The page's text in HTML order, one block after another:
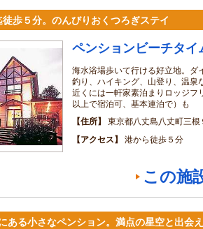
歩５分。のんびりおくつろぎステイ
ペンションビーチタイ
海水浴場歩いて行ける好立地。ダ
釣り、ハイキング、山登り、温泉
近くには一軒家素泊まりロッジ
以上で宿泊可、基本連泊で）も
住所
東京都八丈島八丈町三根
アクセス
港から徒歩５分
この施
ある小さなペンション。満点の星空と出会